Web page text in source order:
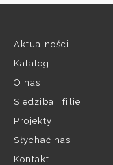
Aktualności
Katalog
O nas
Siedziba i filie
Projekty
Słychać nas
Kontakt